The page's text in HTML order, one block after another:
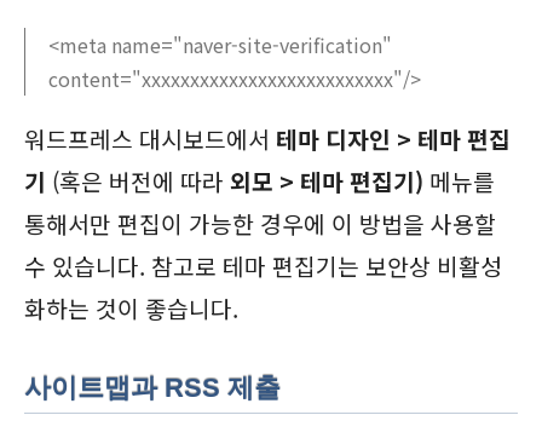
<meta name="naver-site-verification"
content="xxxxxxxxxxxxxxxxxxxxxxxxxx"/>
워드프레스 대시보드에서 테마 디자인 > 테마 편집
기 (혹은 버전에 따라 외모 > 테마 편집기) 메뉴를
통해서만 편집이 가능한 경우에 이 방법을 사용할
수 있습니다. 참고로 테마 편집기는 보안상 비활성
화하는 것이 좋습니다.
사이트맵과 RSS 제출